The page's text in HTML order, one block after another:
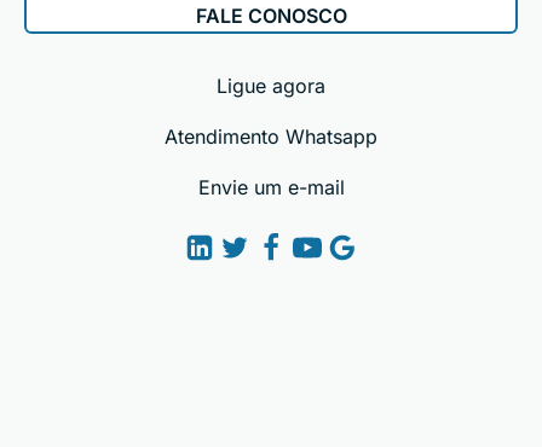
FALE CONOSCO
Ligue agora
Atendimento Whatsapp
Envie um e-mail